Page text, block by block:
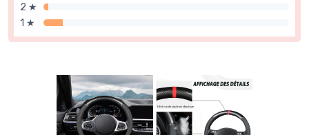
2 ★
1 ★